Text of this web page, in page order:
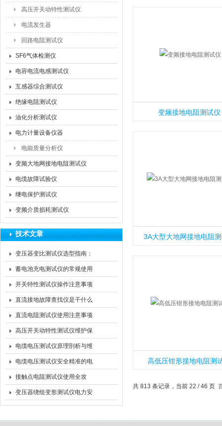
高压开关动特性测试仪
电流发生器
回路电阻测试仪
SF6气体检测仪
电容电流电感测试仪
互感器综合测试仪
绝缘电阻测试仪
油化分析测试仪
电力计量设备仪器
电能质量分析仪
变频大地网接地电阻测试仪
电缆故障试验仪
继电保护测试仪
变频介质损耗测试仪
技术文章
变压器变比测试仪选型指南：
精度、量程与抗干扰能力的核
心考量
蓄电池充电测试仪的常规使用
方法
开关特性测试仪操作注意事项
直流接地故障查找仪是干什么
的？
直流电阻测试仪使用注意事项
高压开关动特性测试仪维护保
养指南：确保精准测量的关键
举措
电缆电压测试仪原理剖析与维
护之道
电缆电压测试仪安全精准的电
压检测指南
接触点电阻测试仪使用全攻
略，从接线到数据分析的标准
化流程
变压器绕组变形测试仪电力安
全的“隐形守护者”
变频接地电阻测试仪
3A大型大地网接地电阻
高低压钳形接地电阻测
共 813 条记录，当前 22 / 46 页